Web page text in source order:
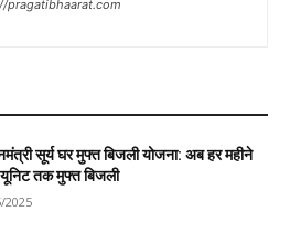
pragatibhaarat.com
सूर्य घर मुफ्त बिजली योजना: अब हर महीने
तक मुफ्त बिजली
2025